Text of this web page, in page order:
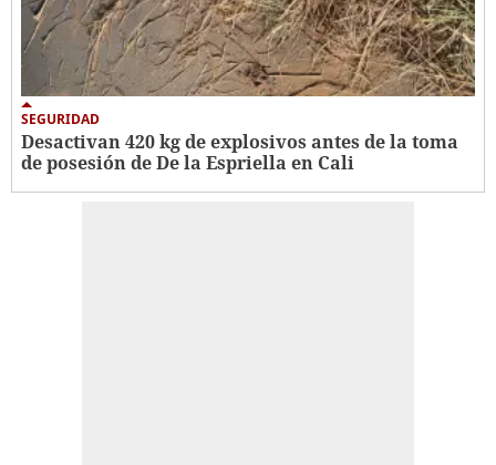
SEGURIDAD
Desactivan 420 kg de explosivos antes de la toma
de posesión de De la Espriella en Cali